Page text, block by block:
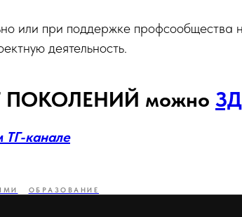
или при поддержке профсообщества
деятельность.
ПОКОЛЕНИЙ можно
канале
ОБРАЗОВАНИЕ